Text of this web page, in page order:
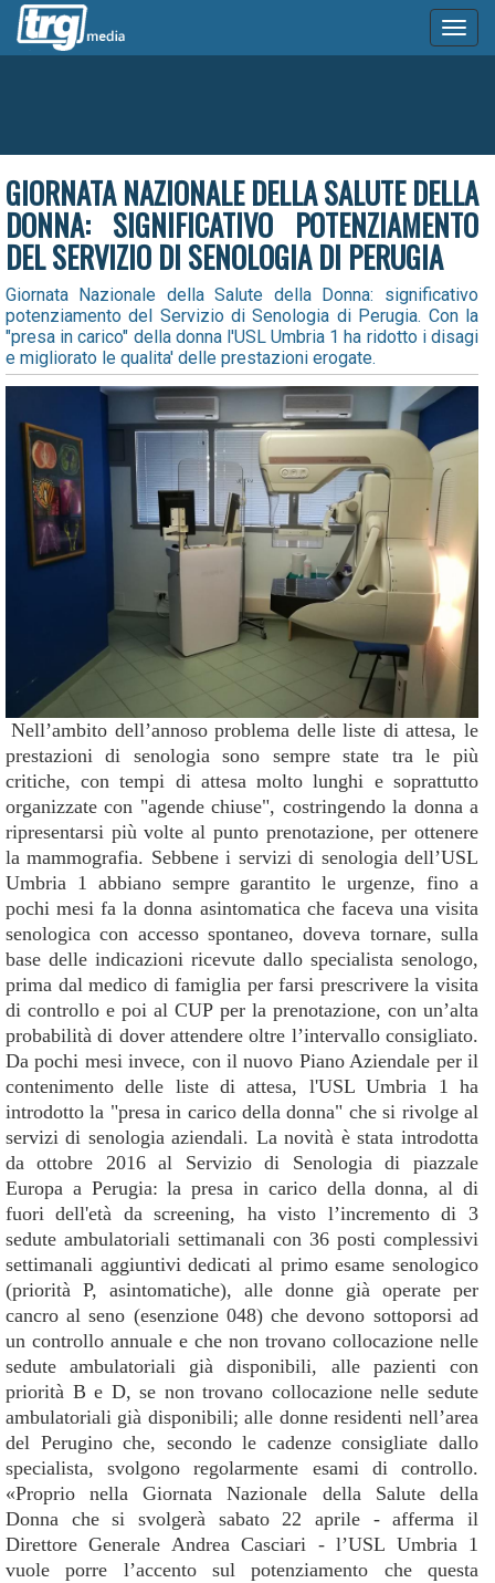
GIORNATA NAZIONALE DELLA SALUTE DELLA
DONNA: SIGNIFICATIVO POTENZIAMENTO
DEL SERVIZIO DI SENOLOGIA DI PERUGIA
Giornata Nazionale della Salute della Donna: significativo
potenziamento del Servizio di Senologia di Perugia. Con la
"presa in carico" della donna l'USL Umbria 1 ha ridotto i disagi
e migliorato le qualita' delle prestazioni erogate.
Nell’ambito dell’annoso problema delle liste di attesa, le
prestazioni di senologia sono sempre state tra le più
critiche, con tempi di attesa molto lunghi e soprattutto
organizzate con "agende chiuse", costringendo la donna a
ripresentarsi più volte al punto prenotazione, per ottenere
la mammografia. Sebbene i servizi di senologia dell’USL
Umbria 1 abbiano sempre garantito le urgenze, fino a
pochi mesi fa la donna asintomatica che faceva una visita
senologica con accesso spontaneo, doveva tornare, sulla
base delle indicazioni ricevute dallo specialista senologo,
prima dal medico di famiglia per farsi prescrivere la visita
di controllo e poi al CUP per la prenotazione, con un’alta
probabilità di dover attendere oltre l’intervallo consigliato.
Da pochi mesi invece, con il nuovo Piano Aziendale per il
contenimento delle liste di attesa, l'USL Umbria 1 ha
introdotto la "presa in carico della donna" che si rivolge al
servizi di senologia aziendali. La novità è stata introdotta
da ottobre 2016 al Servizio di Senologia di piazzale
Europa a Perugia: la presa in carico della donna, al di
fuori dell'età da screening, ha visto l’incremento di 3
sedute ambulatoriali settimanali con 36 posti complessivi
settimanali aggiuntivi dedicati al primo esame senologico
(priorità P, asintomatiche), alle donne già operate per
cancro al seno (esenzione 048) che devono sottoporsi ad
un controllo annuale e che non trovano collocazione nelle
sedute ambulatoriali già disponibili, alle pazienti con
priorità B e D, se non trovano collocazione nelle sedute
ambulatoriali già disponibili; alle donne residenti nell’area
del Perugino che, secondo le cadenze consigliate dallo
specialista, svolgono regolarmente esami di controllo.
«Proprio nella Giornata Nazionale della Salute della
Donna che si svolgerà sabato 22 aprile - afferma il
Direttore Generale Andrea Casciari - l’USL Umbria 1
vuole porre l’accento sul potenziamento che questa